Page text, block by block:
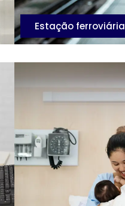
Estação ferroviária